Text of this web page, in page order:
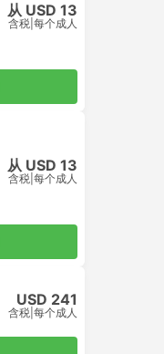
从 USD 13
含税 每个成人
从 USD 13
含税 每个成人
USD 241
含税 每个成人